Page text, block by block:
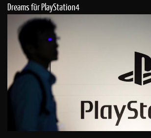
Dreams für PlayStation4